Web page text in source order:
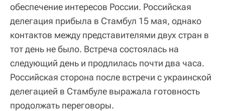
обеспечение интересов России. Российская
делегация прибыла в Стамбул 15 мая, однако
контактов между представителями двух стран в
тот день не было. Встреча состоялась на
следующий день и продлилась почти два часа.
Российская сторона после встречи с украинской
делегацией в Стамбуле выражала готовность
продолжать переговоры.